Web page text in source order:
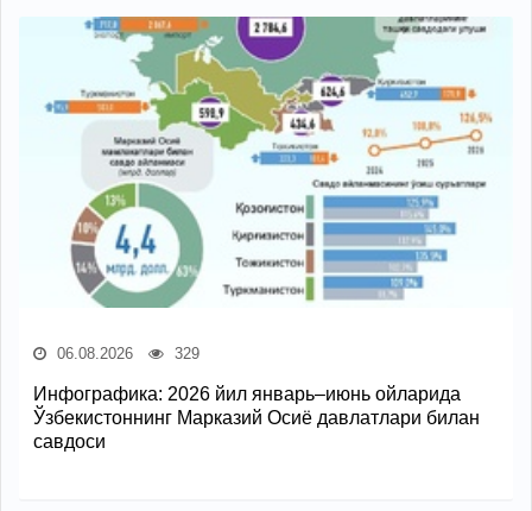
06.08.2026 329
Инфографика: 2026 йил январь–июнь ойларида
Ўзбекистоннинг Марказий Осиё давлатлари билан
савдоси